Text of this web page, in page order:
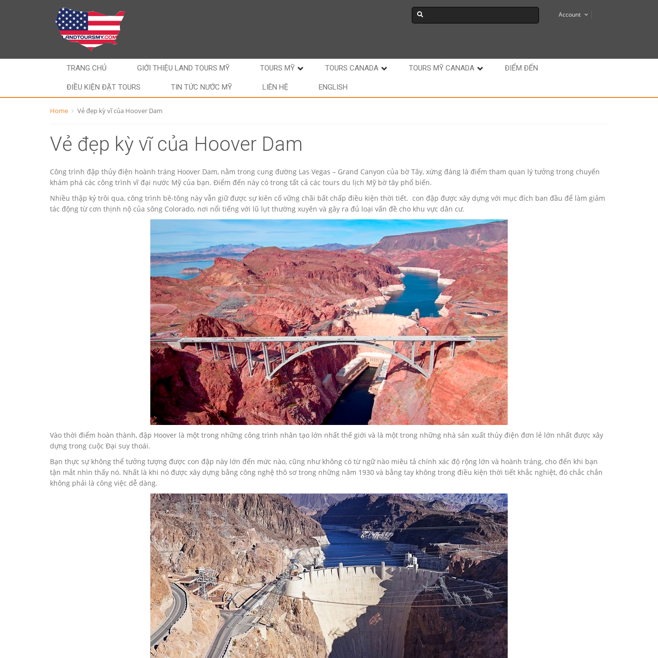
Account
TRANG CHỦ GIỚI THIỆU LAND TOURS MỸ TOURS MỸ TOURS CANADA TOURS MỸ CANADA ĐIỂM ĐẾN
ĐIỀU KIỆN ĐẶT TOURS TIN TỨC NƯỚC MỸ LIÊN HỆ ENGLISH
Home Vẻ đẹp kỳ vĩ của Hoover Dam
Vẻ đẹp kỳ vĩ của Hoover Dam
Công trình đập thủy điện hoành tráng Hoover Dam, nằm trong cung đường Las Vegas – Grand Canyon của bờ Tây, xứng đáng là điểm tham quan lý tưởng trong chuyến
khám phá các công trình vĩ đại nước Mỹ của bạn. Điểm đến này có trong tất cả các tours du lịch Mỹ bờ tây phổ biến.
Nhiều thập kỷ trôi qua, công trình bê-tông này vẫn giữ được sự kiên cố vững chãi bất chấp điều kiện thời tiết. con đập được xây dựng với mục đích ban đầu để làm giảm
tác động từ cơn thịnh nộ của sông Colorado, nơi nổi tiếng với lũ lụt thường xuyên và gây ra đủ loại vấn đề cho khu vực dân cư.
Vào thời điểm hoàn thành, đập Hoover là một trong những công trình nhân tạo lớn nhất thế giới và là một trong những nhà sản xuất thủy điện đơn lẻ lớn nhất được xây
dựng trong cuộc Đại suy thoái.
Bạn thực sự không thể tưởng tượng được con đập này lớn đến mức nào, cũng như không có từ ngữ nào miêu tả chính xác độ rộng lớn và hoành tráng, cho đến khi bạn
tận mắt nhìn thấy nó. Nhất là khi nó được xây dựng bằng công nghệ thô sơ trong những năm 1930 và bằng tay không trong điều kiện thời tiết khắc nghiệt, đó chắc chắn
không phải là công việc dễ dàng.